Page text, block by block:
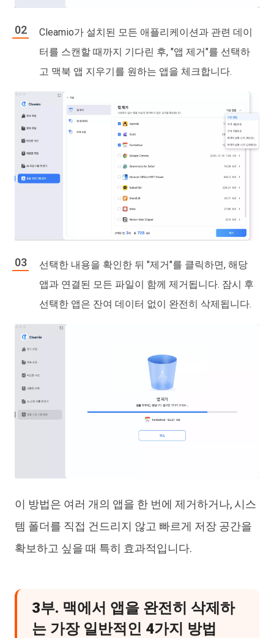
Cleamio가 설치된 모든 애플리케이션과 관련 데이
터를 스캔할 때까지 기다린 후, "앱 제거"를 선택하
고 맥북 앱 지우기를 원하는 앱을 체크합니다.
선택한 내용을 확인한 뒤 "제거"를 클릭하면, 해당
앱과 연결된 모든 파일이 함께 제거됩니다. 잠시 후
선택한 앱은 잔여 데이터 없이 완전히 삭제됩니다.
이 방법은 여러 개의 앱을 한 번에 제거하거나, 시스
템 폴더를 직접 건드리지 않고 빠르게 저장 공간을
확보하고 싶을 때 특히 효과적입니다.
3부. 맥에서 앱을 완전히 삭제하
는 가장 일반적인 4가지 방법